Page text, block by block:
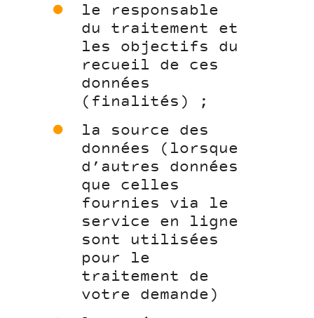
le responsable
du traitement et
les objectifs du
recueil de ces
données
(finalités) ;
la source des
données (lorsque
d’autres données
que celles
fournies via le
service en ligne
sont utilisées
pour le
traitement de
votre demande)